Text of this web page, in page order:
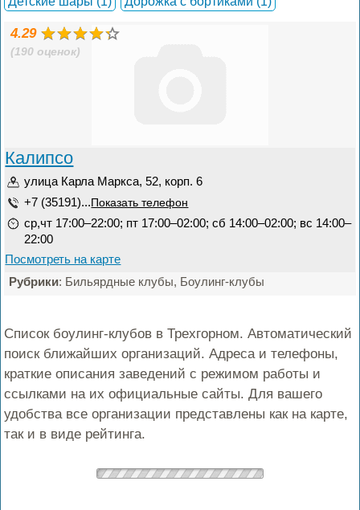
4.29
(190 оценок)
Калипсо
улица Карла Маркса, 52, корп. 6
+7 (35191)... Показать телефон
ср,чт 17:00–22:00; пт 17:00–02:00; сб 14:00–02:00; вс 14:00–
22:00
Посмотреть на карте
Рубрики: Бильярдные клубы, Боулинг-клубы
Список боулинг-клубов в Трехгорном. Автоматический
поиск ближайших организаций. Адреса и телефоны,
краткие описания заведений с режимом работы и
ссылками на их официальные сайты. Для вашего
удобства все организации представлены как на карте,
так и в виде рейтинга.